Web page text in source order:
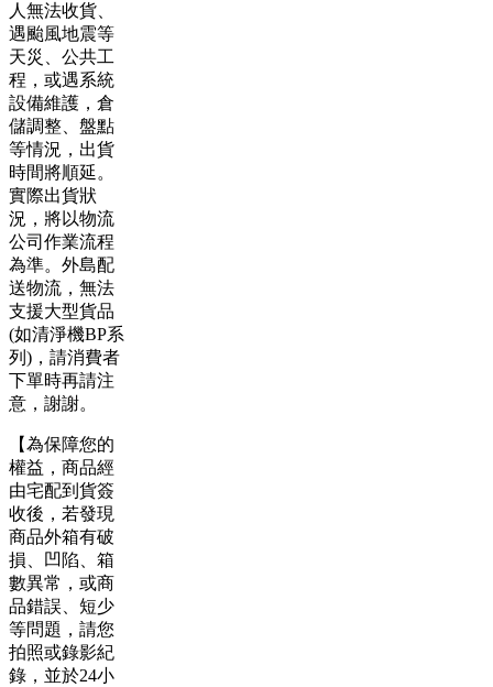
人無法收貨、
遇颱風地震等
天災、公共工
程，或遇系統
設備維護，倉
儲調整、盤點
等情況，出貨
時間將順延。
實際出貨狀
況，將以物流
公司作業流程
為準。外島配
送物流，無法
支援大型貨品
(如清淨機BP系
列)，請消費者
下單時再請注
意，謝謝。
【為保障您的
權益，商品經
由宅配到貨簽
收後，若發現
商品外箱有破
損、凹陷、箱
數異常，或商
品錯誤、短少
等問題，請您
拍照或錄影紀
錄，並於24小